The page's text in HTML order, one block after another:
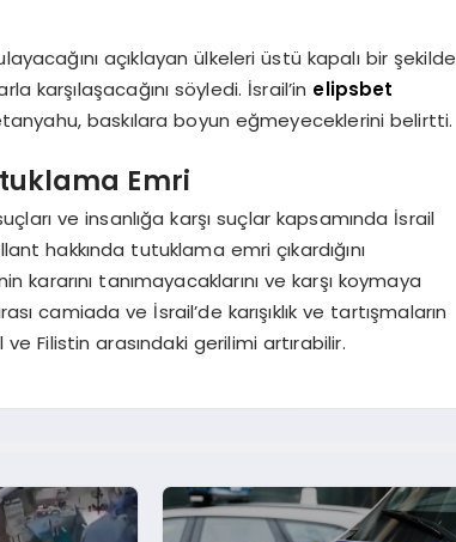
açıklayan ülkeleri üstü kapalı bir şekilde
karşılaşacağını söyledi. İsrail’in elipsbet
baskılara boyun eğmeyeceklerini belirtti.
Emri
ve insanlığa karşı suçlar kapsamında İsrail
hakkında tutuklama emri çıkardığını
tanımayacaklarını ve karşı koymaya
camiada ve İsrail’de karışıklık ve tartışmaların
Filistin arasındaki gerilimi artırabilir.